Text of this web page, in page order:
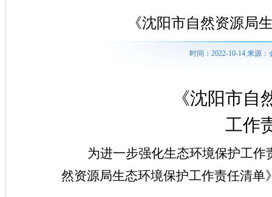
《沈阳市自然资源局
时间：2022-10-14 来源
《沈阳市自
工作
为进一步强化生态环境保护工
然资源局生态环境保护工作责任清单